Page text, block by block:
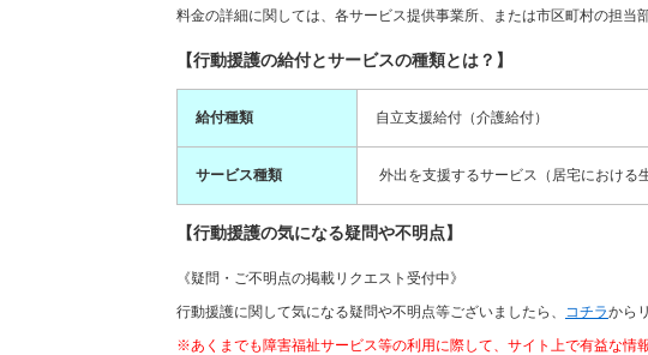
料金の詳細に関しては、各サービス提供事業所、または市区町村の担当
【行動援護の給付とサービスの種類とは？】
給付種類 自立支援給付（介護給付）
サービス種類 外出を支援するサービス（居宅における
【行動援護の気になる疑問や不明点】
《疑問・ご不明点の掲載リクエスト受付中》
行動援護に関して気になる疑問や不明点等ございましたら、 コチラから
※あくまでも障害福祉サービス等の利用に際して、サイト上で有益な情